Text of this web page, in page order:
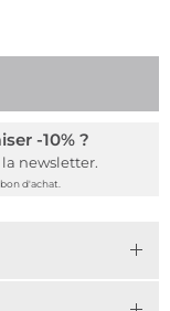
-10% ?
la newsletter.
d'achat.